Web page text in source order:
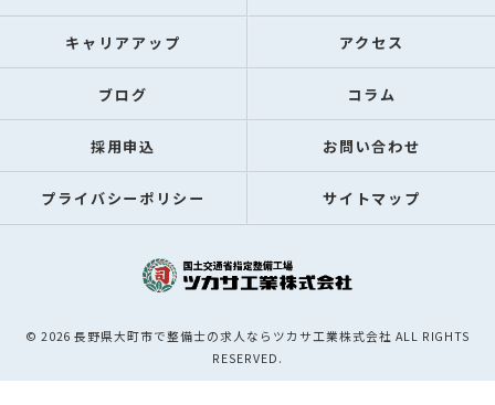
キャリアアップ アクセス
ブログ コラム
採用申込 お問い合わせ
プライバシーポリシー サイトマップ
© 2026 長野県大町市で整備士の求人ならツカサ工業株式会社 ALL RIGHTS
RESERVED.